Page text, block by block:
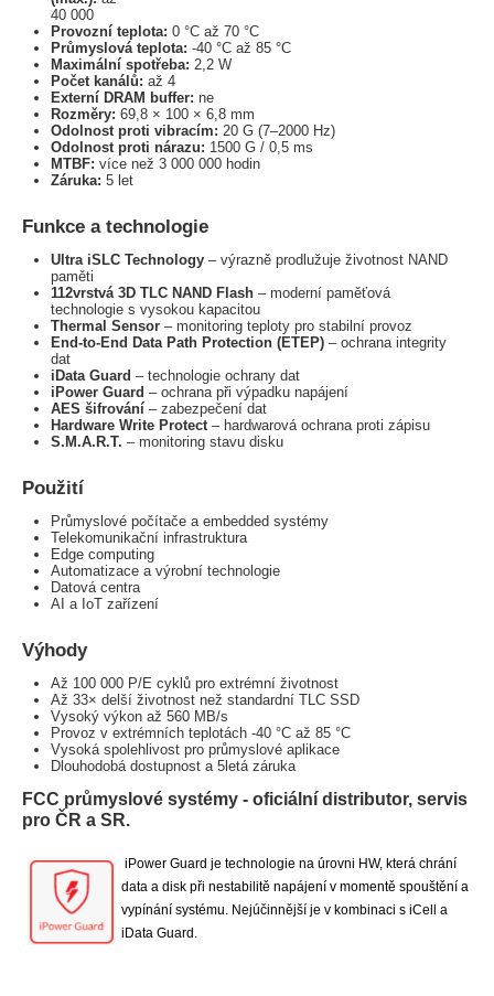
40 000
Provozní teplota: 0 °C až 70 °C
Průmyslová teplota: -40 °C až 85 °C
Maximální spotřeba: 2,2 W
Počet kanálů: až 4
Externí DRAM buffer: ne
Rozměry: 69,8 × 100 × 6,8 mm
Odolnost proti vibracím: 20 G (7–2000 Hz)
Odolnost proti nárazu: 1500 G / 0,5 ms
MTBF: více než 3 000 000 hodin
Záruka: 5 let
Funkce a technologie
Ultra iSLC Technology – výrazně prodlužuje životnost NAND
paměti
112vrstvá 3D TLC NAND Flash – moderní paměťová
technologie s vysokou kapacitou
Thermal Sensor – monitoring teploty pro stabilní provoz
End-to-End Data Path Protection (ETEP) – ochrana integrity
dat
iData Guard – technologie ochrany dat
iPower Guard – ochrana při výpadku napájení
AES šifrování – zabezpečení dat
Hardware Write Protect– hardwarová ochrana proti zápisu
S.M.A.R.T. – monitoring stavu disku
Použití
Průmyslové počítače a embedded systémy
Telekomunikační infrastruktura
Edge computing
Automatizace a výrobní technologie
Datová centra
AI a IoT zařízení
Výhody
Až 100 000 P/E cyklů pro extrémní životnost
Až 33× delší životnost než standardní TLC SSD
Vysoký výkon až 560 MB/s
Provoz v extrémních teplotách -40 °C až 85 °C
Vysoká spolehlivost pro průmyslové aplikace
Dlouhodobá dostupnost a 5letá záruka
FCC průmyslové systémy - oficiální distributor, servis
pro ČR a SR.
iPower Guard je technologie na úrovni HW, která chrání
data a disk při nestabilitě napájení v momentě spouštění a
vypínání systému. Nejúčinnější je v kombinaci s iCell a
iData Guard.